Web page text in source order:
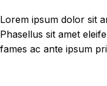
Lorem ipsum dolor sit
Phasellus sit amet
fames ac ante ipsum